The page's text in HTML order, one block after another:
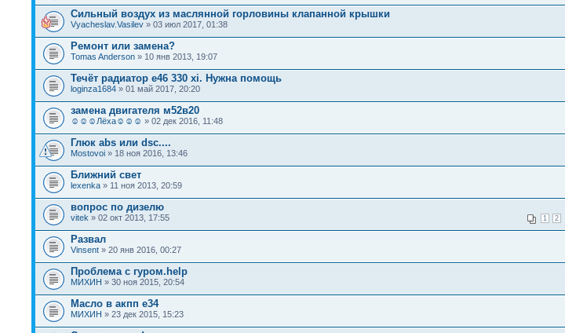
Сильный воздух из маслянной горловины клапанной крышки
Vyacheslav.Vasilev » 03 июл 2017, 01:38
Ремонт или замена?
Tomas Anderson » 10 янв 2013, 19:07
Течёт радиатор е46 330 xi. Нужна помощь
loginza1684 » 01 май 2017, 20:20
замена двигателя м52в20
☺☺☺Лёха☺☺☺ » 02 дек 2016, 11:48
Глюк abs или dsc....
Mostovoi » 18 ноя 2016, 13:46
Ближний свет
lexenka » 11 ноя 2013, 20:59
вопрос по дизелю
1 2
vitek » 02 окт 2013, 17:55
Развал
Vinsent » 20 янв 2016, 00:27
Проблема с гуром.help
МИХИН » 30 ноя 2015, 20:54
Масло в акпп е34
МИХИН » 23 дек 2015, 15:23